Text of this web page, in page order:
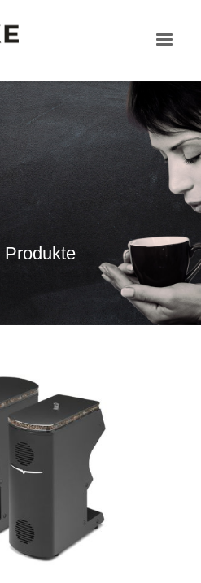
Produkte